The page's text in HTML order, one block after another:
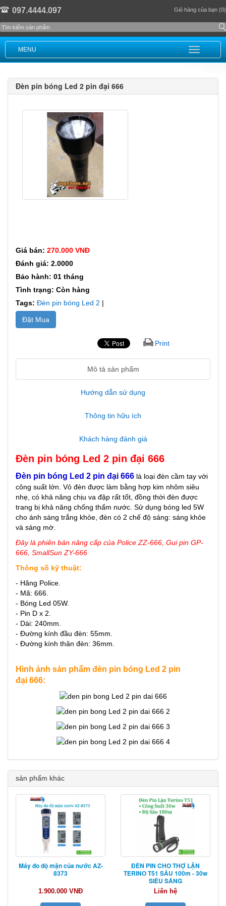
097.4444.097 Giỏ hàng của bạn (0)
MENU
Đèn pin bóng Led 2 pin đại 666
Giá bán: 270.000 VNĐ
Đánh giá: 2.0000
Bảo hành: 01 tháng
Tình trạng: Còn hàng
Tags: Đèn pin bóng Led 2 |
Đặt Mua
Print
Mô tả sản phẩm
Hướng dẫn sử dụng
Thông tin hữu ích
Khách hàng đánh giá
Đèn pin bóng Led 2 pin đại 666
Đèn pin bóng Led 2 pin đại 666 là loại đèn cầm tay với
công suất lớn. Vỏ đèn được làm bằng hợp kim nhôm siêu
nhẹ, có khả năng chịu va đập rất tốt, đồng thời đèn được
trang bị khả năng chống thấm nước. Sử dụng bóng led 5W
cho ánh sáng trắng khỏe, đèn có 2 chế độ sáng: sáng khỏe
và sáng mờ.
Đây là phiên bản nâng cấp của Police ZZ-666, Gui pin GP-
666, SmallSun ZY-666
Thông số kỹ thuật:
- Hãng Police.
- Mã: 666.
- Bóng Led 05W.
- Pin D x 2.
- Dài: 240mm.
- Đường kính đầu đèn: 55mm.
- Đường kính thân đèn: 36mm.
Hình ảnh sản phẩm đèn pin bóng Led 2 pin
đại 666:
sản phẩm khác
Máy đo độ mặn của nước AZ-
8373
1.900.000 VNĐ
ĐÈN PIN CHO THỢ LẶN
TERINO T51 SÂU 100m - 30w
SIÊU SÁNG
Liên hệ